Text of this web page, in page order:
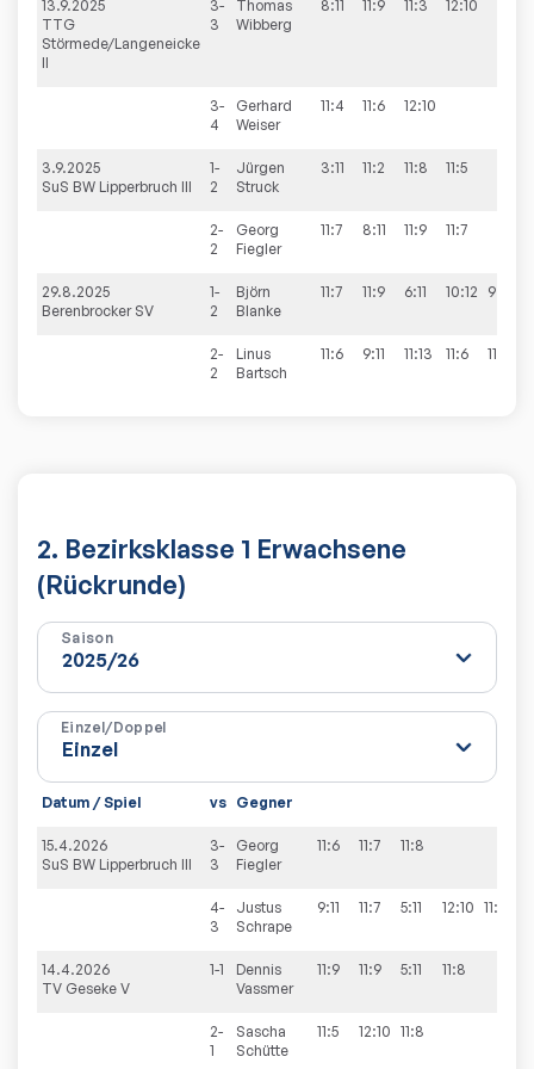
13.9.2025
TTG
Störmede/Langeneicke
II
3-
3
Thomas
Wibberg
8:11 11:9 11:3 12:10
3-
4
Gerhard
Weiser
11:4 11:6 12:10
3.9.2025
SuS BW Lipperbruch III
1-
2
Jürgen
Struck
3:11 11:2 11:8 11:5
2-
2
Georg
Fiegler
11:7 8:11 11:9 11:7
29.8.2025
Berenbrocker SV
1-
2
Björn
Blanke
11:7 11:9 6:11 10:12 9:11
2-
2
Linus
Bartsch
11:6 9:11 11:13 11:6 11:9
2. Bezirksklasse 1 Erwachsene
(Rückrunde)
Saison
Einzel/Doppel
Datum / Spiel vs Gegner
15.4.2026
SuS BW Lipperbruch III
3-
3
Georg
Fiegler
11:6 11:7 11:8
4-
3
Justus
Schrape
9:11 11:7 5:11 12:10 11:8
14.4.2026
TV Geseke V
1-1
Dennis
Vassmer
11:9 11:9 5:11 11:8
2-
1
Sascha
Schütte
11:5 12:10 11:8